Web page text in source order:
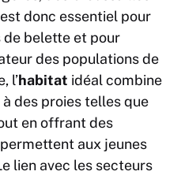
donc essentiel pour
de belette et pour
des populations de
l’habitat idéal combine
des proies telles que
en offrant des
aux jeunes
lien avec les secteurs